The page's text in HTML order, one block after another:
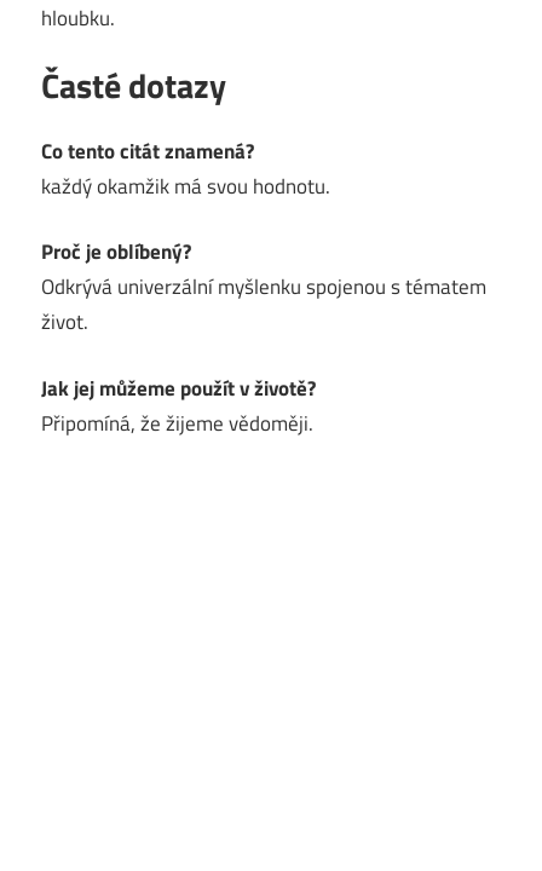
hloubku.
Časté dotazy
Co tento citát znamená?
každý okamžik má svou hodnotu.
Proč je oblíbený?
Odkrývá univerzální myšlenku spojenou s tématem
život.
Jak jej můžeme použít v životě?
Připomíná, že žijeme vědoměji.